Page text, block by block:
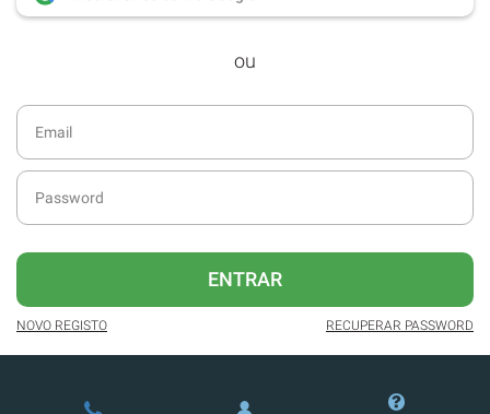
desde dezembro de 2016.
Acesso ao formato digital da SÁBADO
SÁBADO.
diário da atualidade.
publicidade reduzida e não invasiva
no site.
Possibilidade de ler e/ou ouvir artigos.
Ofertas e descontos em produtos,
serviços, eventos desportivos e
ou
ENTRAR
NOVO REGISTO RECUPERAR PASSWORD